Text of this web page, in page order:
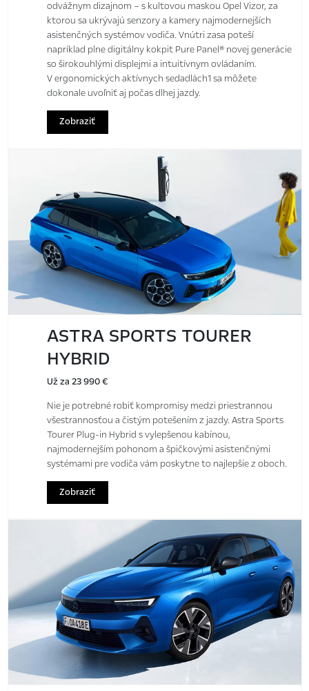
odvážnym dizajnom – s kultovou maskou Opel Vizor, za
ktorou sa ukrývajú senzory a kamery najmodernejších
asistenčných systémov vodiča. Vnútri zasa poteší
napríklad plne digitálny kokpit Pure Panel® novej generácie
so širokouhlými displejmi a intuitívnym ovládaním.
V ergonomických aktívnych sedadlách1 sa môžete
dokonale uvoľniť aj počas dlhej jazdy.
Zobraziť
ASTRA SPORTS TOURER
HYBRID
Už za 23 990 €
Nie je potrebné robiť kompromisy medzi priestrannou
všestrannosťou a čistým potešením z jazdy. Astra Sports
Tourer Plug-in Hybrid s vylepšenou kabínou,
najmodernejším pohonom a špičkovými asistenčnými
systémami pre vodiča vám poskytne to najlepšie z oboch.
Zobraziť